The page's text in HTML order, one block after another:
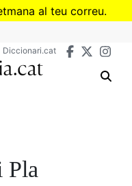
al teu correu.
de Divulcat
Diccionari.cat
Pla